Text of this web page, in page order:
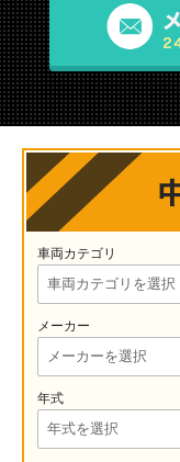
車両カテゴリ
メーカー
年式